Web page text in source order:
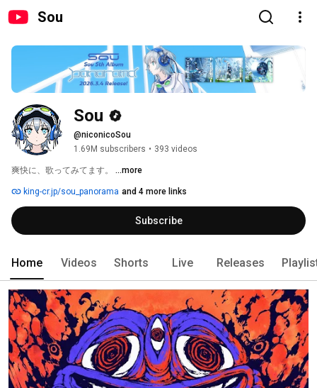
Sou
Sou
@niconicoSou
1.69M subscribers • 393 videos
爽快に、歌ってみてます。 ...more
king-cr.jp/sou_panorama and 4 more links
Subscribe
Home Videos Shorts Live Releases